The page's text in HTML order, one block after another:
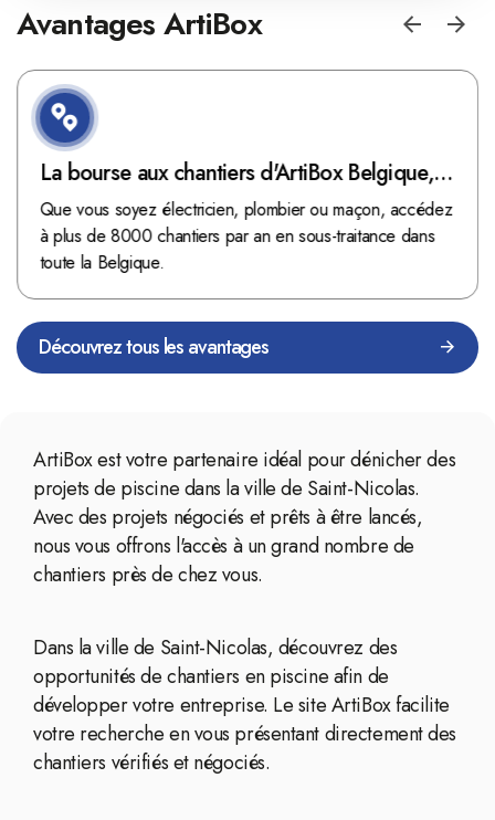
Avantages ArtiBox
La bourse aux chantiers d'ArtiBox Belgique,
véritable mine d'or !
Que vous soyez électricien, plombier ou maçon, accédez
à plus de 8000 chantiers par an en sous-traitance dans
toute la Belgique.
Découvrez tous les avantages
ArtiBox est votre partenaire idéal pour dénicher des
projets de piscine dans la ville de Saint-Nicolas.
Avec des projets négociés et prêts à être lancés,
nous vous offrons l'accès à un grand nombre de
chantiers près de chez vous.
Dans la ville de Saint-Nicolas, découvrez des
opportunités de chantiers en piscine afin de
développer votre entreprise. Le site ArtiBox facilite
votre recherche en vous présentant directement des
chantiers vérifiés et négociés.